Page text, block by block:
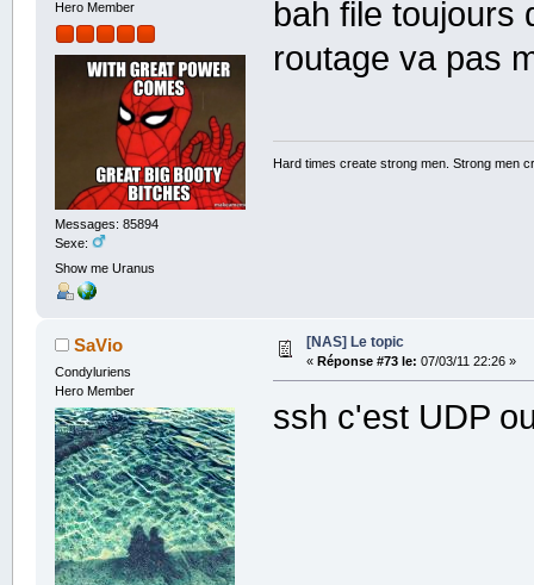
Hero Member
Messages: 85894
Sexe:
Show me Uranus
bah file toujours
routage va pas
Hard times create strong men. Strong men
SaVio
Condyluriens
Hero Member
[NAS] Le topic
« Réponse #73 le: 07/03/11 22:26 »
ssh c'est UDP